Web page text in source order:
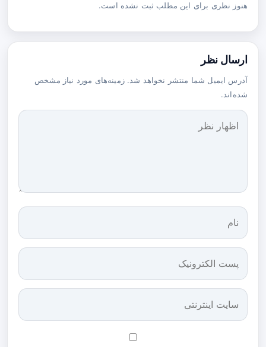
هنوز نظری برای این مطلب ثبت نشده است.
ارسال نظر
آدرس ایمیل شما منتشر نخواهد شد. زمینه‌های مورد نیاز مشخص
شده‌اند.